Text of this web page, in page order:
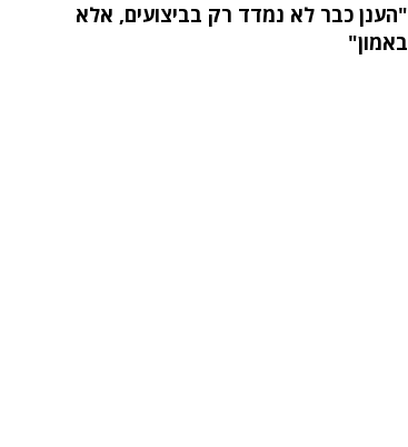
"הענן כבר לא נמדד רק בביצועים, אלא
באמון"